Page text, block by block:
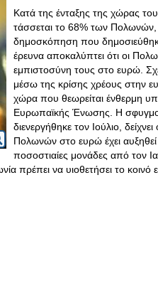
Κατά της ένταξης της χώρας
τάσσεται το 68% των
δημοσκόπηση που
έρευνα αποκαλύπτει ότι οι
εμπιστοσύνη τους στο ευρώ.
μέσω της κρίσης χρέους στην
χώρα που θεωρείται ένθερμη
Ευρωπαϊκής Ένωσης. Η
διενεργήθηκε τον Ιούλιο,
Πολωνών στο ευρώ έχει
ποσοστιαίες μονάδες από τον
πρέπει να υιοθετήσει το κοινό